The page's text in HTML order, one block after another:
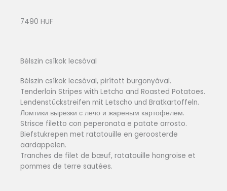
7490 HUF
Bélszin csíkok lecsóval
Bélszin csíkok lecsóval, pirított burgonyával.
Tenderloin Stripes with Letcho and Roasted Potatoes.
Lendenstückstreifen mit Letscho und Bratkartoffeln.
Ломтики вырезки с лечо и жареным картофелем.
Strisce filetto con peperonata e patate arrosto.
Biefstukrepen met ratatouille en geroosterde
aardappelen.
Tranches de filet de bœuf, ratatouille hongroise et
pommes de terre sautées.